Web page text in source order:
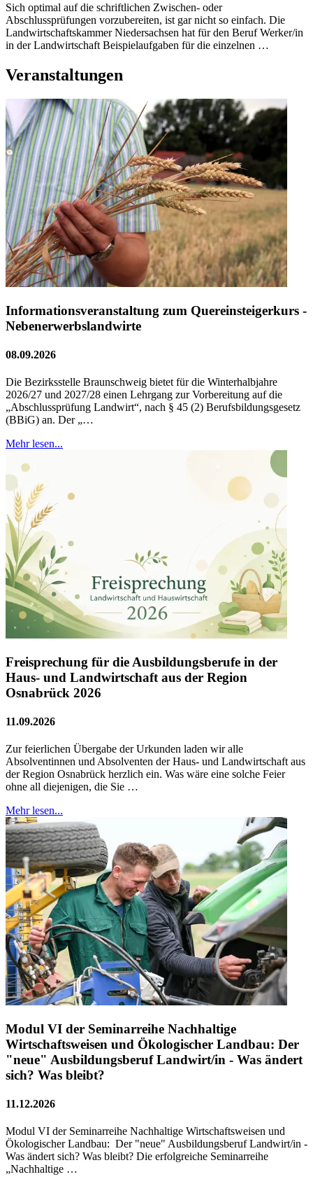
Sich optimal auf die schriftlichen Zwischen- oder
Abschlussprüfungen vorzubereiten, ist gar nicht so einfach. Die
Landwirtschaftskammer Niedersachsen hat für den Beruf Werker/in
in der Landwirtschaft Beispielaufgaben für die einzelnen …
Veranstaltungen
Informationsveranstaltung zum Quereinsteigerkurs -
Nebenerwerbslandwirte
08.09.2026
Die Bezirksstelle Braunschweig bietet für die Winterhalbjahre
2026/27 und 2027/28 einen Lehrgang zur Vorbereitung auf die
„Abschlussprüfung Landwirt“, nach § 45 (2) Berufsbildungsgesetz
(BBiG) an. Der „…
Mehr lesen...
Freisprechung für die Ausbildungsberufe in der
Haus- und Landwirtschaft aus der Region
Osnabrück 2026
11.09.2026
Zur feierlichen Übergabe der Urkunden laden wir alle
Absolventinnen und Absolventen der Haus- und Landwirtschaft aus
der Region Osnabrück herzlich ein. Was wäre eine solche Feier
ohne all diejenigen, die Sie …
Mehr lesen...
Modul VI der Seminarreihe Nachhaltige
Wirtschaftsweisen und Ökologischer Landbau: Der
"neue" Ausbildungsberuf Landwirt/in - Was ändert
sich? Was bleibt?
11.12.2026
Modul VI der Seminarreihe Nachhaltige Wirtschaftsweisen und
Ökologischer Landbau: Der "neue" Ausbildungsberuf Landwirt/in -
Was ändert sich? Was bleibt? Die erfolgreiche Seminarreihe
„Nachhaltige …